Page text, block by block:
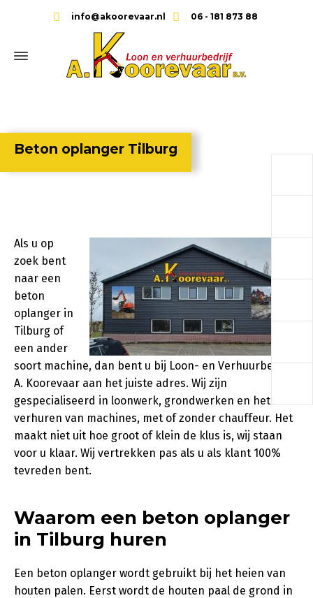
info@akoorevaar.nl 06 - 181 873 88
Beton oplanger Tilburg
Als u op
zoek bent
naar een
beton
oplanger in
Tilburg of
een ander
soort machine, dan bent u bij Loon- en Verhuurbedrijf
A. Koorevaar aan het juiste adres. Wij zijn
gespecialiseerd in loonwerk, grondwerken en het
verhuren van machines, met of zonder chauffeur. Het
maakt niet uit hoe groot of klein de klus is, wij staan
voor u klaar. Wij vertrekken pas als u als klant 100%
tevreden bent.
Waarom een beton oplanger
in Tilburg huren
Een beton oplanger wordt gebruikt bij het heien van
houten palen. Eerst wordt de houten paal de grond in